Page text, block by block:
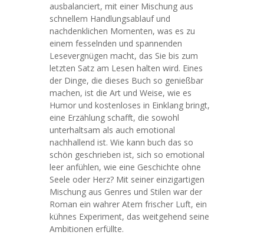
ausbalanciert, mit einer Mischung aus
schnellem Handlungsablauf und
nachdenklichen Momenten, was es zu
einem fesselnden und spannenden
Lesevergnügen macht, das Sie bis zum
letzten Satz am Lesen halten wird. Eines
der Dinge, die dieses Buch so genießbar
machen, ist die Art und Weise, wie es
Humor und kostenloses in Einklang bringt,
eine Erzählung schafft, die sowohl
unterhaltsam als auch emotional
nachhallend ist. Wie kann buch das so
schön geschrieben ist, sich so emotional
leer anfühlen, wie eine Geschichte ohne
Seele oder Herz? Mit seiner einzigartigen
Mischung aus Genres und Stilen war der
Roman ein wahrer Atem frischer Luft, ein
kühnes Experiment, das weitgehend seine
Ambitionen erfüllte.